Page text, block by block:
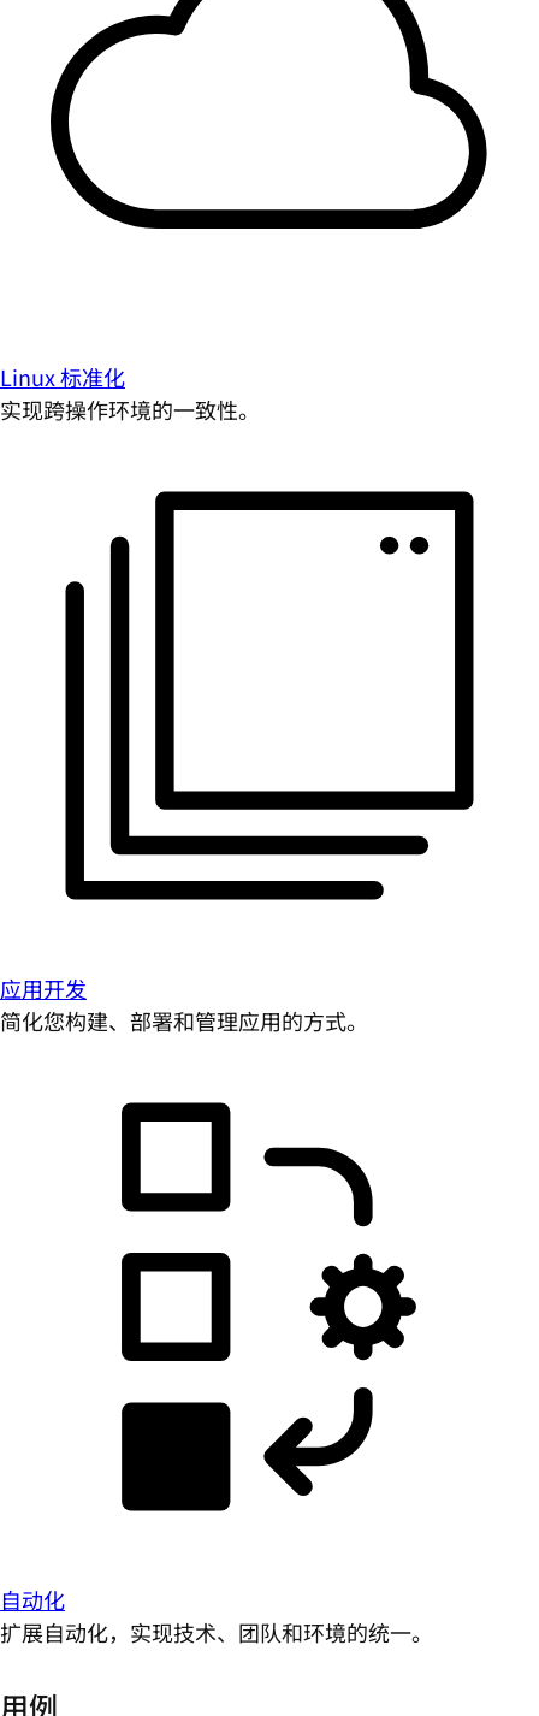
Linux 标准化
实现跨操作环境的一致性。
应用开发
简化您构建、部署和管理应用的方式。
自动化
扩展自动化，实现技术、团队和环境的统一。
用例